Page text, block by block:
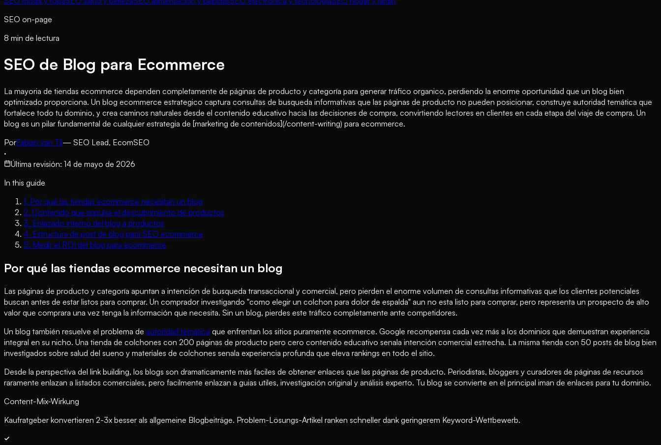
SEO on-page
8 min de lectura
SEO de Blog para Ecommerce
La mayoria de tiendas ecommerce dependen completamente de páginas de producto y categoría para generar tráfico organico, perdiendo la enorme oportunidad que un blog bien
optimizado proporciona. Un blog ecommerce estrategico captura consultas de busqueda informativas que las páginas de producto no pueden posicionar, construye autoridad temática que
fortalece todo tu dominio, y crea caminos naturales desde el contenido educativo hacia las decisiones de compra, convirtiendo lectores en clientes en cada etapa del viaje de compra. Un
blog es un pilar fundamental de cualquier estrategia de [marketing de contenidos](/content-writing) para ecommerce.
PorFabian van Til— SEO Lead, EcomSEO
·
Última revisión: 14 de mayo de 2026
In this guide
1. Por qué las tiendas ecommerce necesitan un blog
2. Contenido que impulsa el descubrimiento de productos
3. Enlazado interno del blog a productos
4. Estructura de post de blog para SEO ecommerce
5. Medir el ROI del blog para ecommerce
Por qué las tiendas ecommerce necesitan un blog
Las páginas de producto y categoría apuntan a intención de busqueda transaccional y comercial, pero pierden el enorme volumen de consultas informativas que los clientes potenciales
buscan antes de estar listos para comprar. Un comprador investigando "como elegir un colchon para dolor de espalda" aun no esta listo para comprar, pero representa un prospecto de alto
valor que comprara una vez tenga la información que necesita. Sin un blog, pierdes este tráfico completamente ante competidores.
Un blog también resuelve el problema de autoridad temática que enfrentan los sitios puramente ecommerce. Google recompensa cada vez más a los dominios que demuestran experiencia
integral en su nicho. Una tienda de colchones con 200 páginas de producto pero cero contenido educativo senala intención comercial estrecha. La misma tienda con 50 posts de blog bien
investigados sobre salud del sueno y materiales de colchones senala experiencia profunda que eleva rankings en todo el sitio.
Desde la perspectiva del link building, los blogs son dramaticamente más faciles de obtener enlaces que las páginas de producto. Periodistas, bloggers y curadores de páginas de recursos
raramente enlazan a listados comerciales, pero facilmente enlazan a guias utiles, investigación original y análisis experto. Tu blog se convierte en el principal iman de enlaces para tu dominio.
Content-Mix-Wirkung
Kaufratgeber konvertieren 2-3x besser als allgemeine Blogbeiträge. Problem-Lösungs-Artikel ranken schneller dank geringerem Keyword-Wettbewerb.